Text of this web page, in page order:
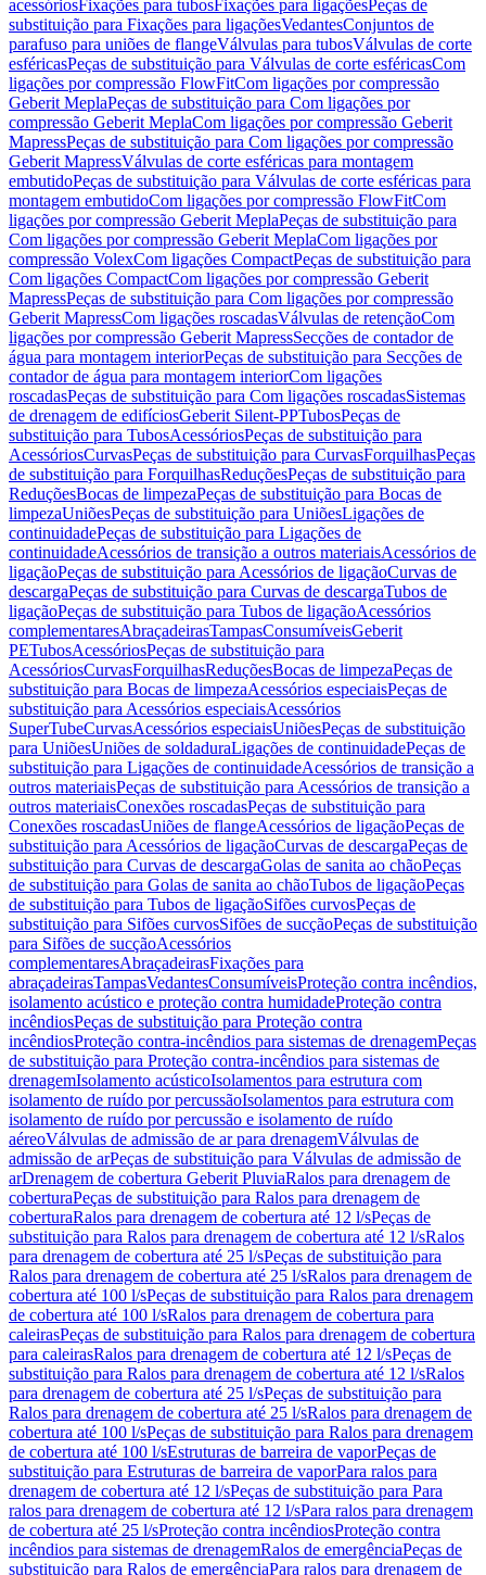
acessóriosFixações para tubosFixações para ligaçõesPeças de
substituição para Fixações para ligaçõesVedantesConjuntos de
parafuso para uniões de flangeVálvulas para tubosVálvulas de corte
esféricasPeças de substituição para Válvulas de corte esféricasCom
ligações por compressão FlowFitCom ligações por compressão
Geberit MeplaPeças de substituição para Com ligações por
compressão Geberit MeplaCom ligações por compressão Geberit
MapressPeças de substituição para Com ligações por compressão
Geberit MapressVálvulas de corte esféricas para montagem
embutidoPeças de substituição para Válvulas de corte esféricas para
montagem embutidoCom ligações por compressão FlowFitCom
ligações por compressão Geberit MeplaPeças de substituição para
Com ligações por compressão Geberit MeplaCom ligações por
compressão VolexCom ligações CompactPeças de substituição para
Com ligações CompactCom ligações por compressão Geberit
MapressPeças de substituição para Com ligações por compressão
Geberit MapressCom ligações roscadasVálvulas de retençãoCom
ligações por compressão Geberit MapressSecções de contador de
água para montagem interiorPeças de substituição para Secções de
contador de água para montagem interiorCom ligações
roscadasPeças de substituição para Com ligações roscadasSistemas
de drenagem de edifíciosGeberit Silent-PPTubosPeças de
substituição para TubosAcessóriosPeças de substituição para
AcessóriosCurvasPeças de substituição para CurvasForquilhasPeças
de substituição para ForquilhasReduçõesPeças de substituição para
ReduçõesBocas de limpezaPeças de substituição para Bocas de
limpezaUniõesPeças de substituição para UniõesLigações de
continuidadePeças de substituição para Ligações de
continuidadeAcessórios de transição a outros materiaisAcessórios de
ligaçãoPeças de substituição para Acessórios de ligaçãoCurvas de
descargaPeças de substituição para Curvas de descargaTubos de
ligaçãoPeças de substituição para Tubos de ligaçãoAcessórios
complementaresAbraçadeirasTampasConsumíveisGeberit
PETubosAcessóriosPeças de substituição para
AcessóriosCurvasForquilhasReduçõesBocas de limpezaPeças de
substituição para Bocas de limpezaAcessórios especiaisPeças de
substituição para Acessórios especiaisAcessórios
SuperTubeCurvasAcessórios especiaisUniõesPeças de substituição
para UniõesUniões de soldaduraLigações de continuidadePeças de
substituição para Ligações de continuidadeAcessórios de transição a
outros materiaisPeças de substituição para Acessórios de transição a
outros materiaisConexões roscadasPeças de substituição para
Conexões roscadasUniões de flangeAcessórios de ligaçãoPeças de
substituição para Acessórios de ligaçãoCurvas de descargaPeças de
substituição para Curvas de descargaGolas de sanita ao chãoPeças
de substituição para Golas de sanita ao chãoTubos de ligaçãoPeças
de substituição para Tubos de ligaçãoSifões curvosPeças de
substituição para Sifões curvosSifões de sucçãoPeças de substituição
para Sifões de sucçãoAcessórios
complementaresAbraçadeirasFixações para
abraçadeirasTampasVedantesConsumíveisProteção contra incêndios,
isolamento acústico e proteção contra humidadeProteção contra
incêndiosPeças de substituição para Proteção contra
incêndiosProteção contra-incêndios para sistemas de drenagemPeças
de substituição para Proteção contra-incêndios para sistemas de
drenagemIsolamento acústicoIsolamentos para estrutura com
isolamento de ruído por percussãoIsolamentos para estrutura com
isolamento de ruído por percussão e isolamento de ruído
aéreoVálvulas de admissão de ar para drenagemVálvulas de
admissão de arPeças de substituição para Válvulas de admissão de
arDrenagem de cobertura Geberit PluviaRalos para drenagem de
coberturaPeças de substituição para Ralos para drenagem de
coberturaRalos para drenagem de cobertura até 12 l/sPeças de
substituição para Ralos para drenagem de cobertura até 12 l/sRalos
para drenagem de cobertura até 25 l/sPeças de substituição para
Ralos para drenagem de cobertura até 25 l/sRalos para drenagem de
cobertura até 100 l/sPeças de substituição para Ralos para drenagem
de cobertura até 100 l/sRalos para drenagem de cobertura para
caleirasPeças de substituição para Ralos para drenagem de cobertura
para caleirasRalos para drenagem de cobertura até 12 l/sPeças de
substituição para Ralos para drenagem de cobertura até 12 l/sRalos
para drenagem de cobertura até 25 l/sPeças de substituição para
Ralos para drenagem de cobertura até 25 l/sRalos para drenagem de
cobertura até 100 l/sPeças de substituição para Ralos para drenagem
de cobertura até 100 l/sEstruturas de barreira de vaporPeças de
substituição para Estruturas de barreira de vaporPara ralos para
drenagem de cobertura até 12 l/sPeças de substituição para Para
ralos para drenagem de cobertura até 12 l/sPara ralos para drenagem
de cobertura até 25 l/sProteção contra incêndiosProteção contra
incêndios para sistemas de drenagemRalos de emergênciaPeças de
substituição para Ralos de emergênciaPara ralos para drenagem de